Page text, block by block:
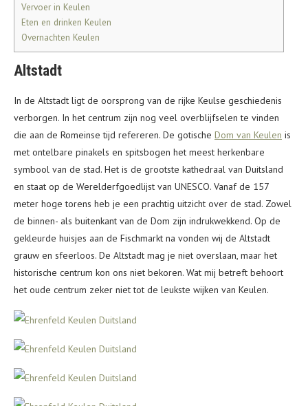
Vervoer in Keulen
Eten en drinken Keulen
Overnachten Keulen
Altstadt
In de Altstadt ligt de oorsprong van de rijke Keulse geschiedenis
verborgen. In het centrum zijn nog veel overblijfselen te vinden
die aan de Romeinse tijd refereren. De gotische Dom van Keulen is
met ontelbare pinakels en spitsbogen het meest herkenbare
symbool van de stad. Het is de grootste kathedraal van Duitsland
en staat op de Werelderfgoedlijst van UNESCO. Vanaf de 157
meter hoge torens heb je een prachtig uitzicht over de stad. Zowel
de binnen- als buitenkant van de Dom zijn indrukwekkend. Op de
gekleurde huisjes aan de Fischmarkt na vonden wij de Altstadt
grauw en sfeerloos. De Altstadt mag je niet overslaan, maar het
historische centrum kon ons niet bekoren. Wat mij betreft behoort
het oude centrum zeker niet tot de leukste wijken van Keulen.